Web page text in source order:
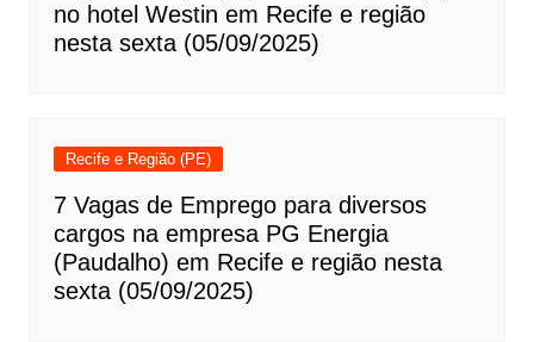
no hotel Westin em Recife e região
nesta sexta (05/09/2025)
Recife e Região (PE)
7 Vagas de Emprego para diversos
cargos na empresa PG Energia
(Paudalho) em Recife e região nesta
sexta (05/09/2025)